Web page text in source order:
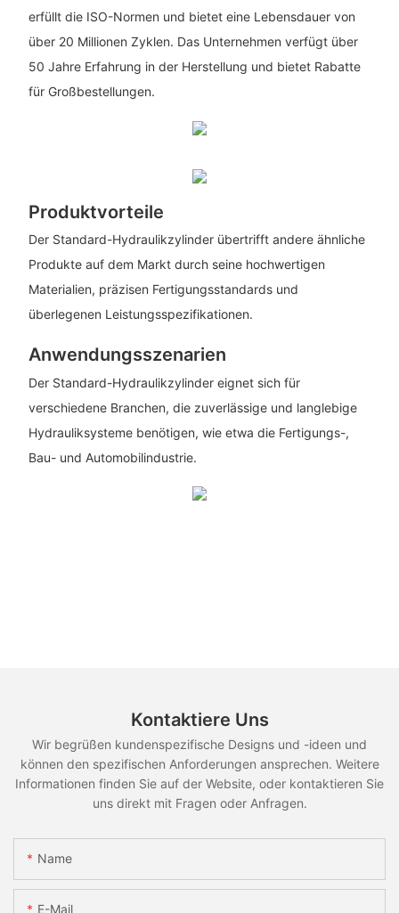
erfüllt die ISO-Normen und bietet eine Lebensdauer von
über 20 Millionen Zyklen. Das Unternehmen verfügt über
50 Jahre Erfahrung in der Herstellung und bietet Rabatte
für Großbestellungen.
Produktvorteile
Der Standard-Hydraulikzylinder übertrifft andere ähnliche
Produkte auf dem Markt durch seine hochwertigen
Materialien, präzisen Fertigungsstandards und
überlegenen Leistungsspezifikationen.
Anwendungsszenarien
Der Standard-Hydraulikzylinder eignet sich für
verschiedene Branchen, die zuverlässige und langlebige
Hydrauliksysteme benötigen, wie etwa die Fertigungs-,
Bau- und Automobilindustrie.
Kontaktiere Uns
Wir begrüßen kundenspezifische Designs und -ideen und
können den spezifischen Anforderungen ansprechen. Weitere
Informationen finden Sie auf der Website, oder kontaktieren Sie
uns direkt mit Fragen oder Anfragen.
Name
E-Mail